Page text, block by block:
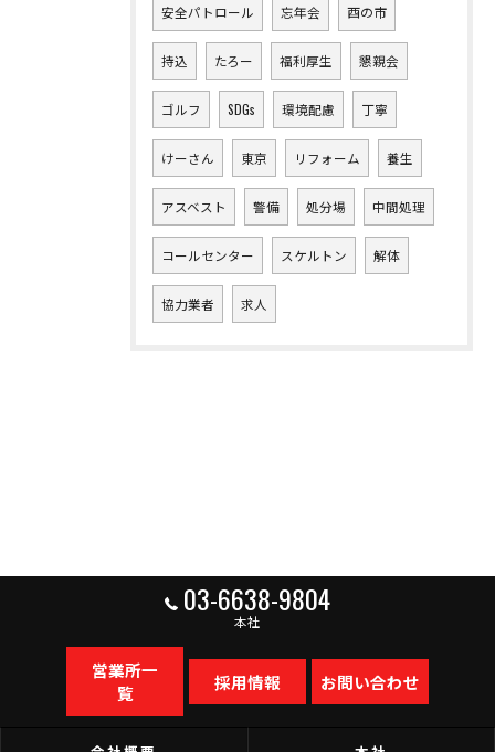
安全パトロール 忘年会 酉の市
持込 たろー 福利厚生 懇親会
ゴルフ SDGs 環境配慮 丁寧
けーさん 東京 リフォーム 養生
アスベスト 警備 処分場 中間処理
コールセンター スケルトン 解体
協力業者 求人
03-6638-9804
本社
営業所一
覧
採用情報 お問い合わせ